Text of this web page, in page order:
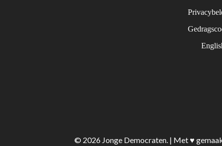
© 2026 Jonge Democraten. | Met ♥︎